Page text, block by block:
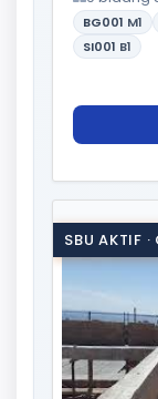
BG001 M1
SI001 B1
SBU AKTIF ·